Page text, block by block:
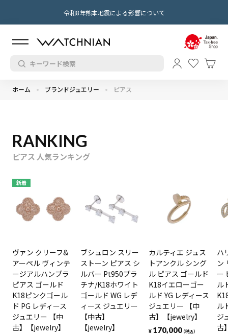
令和8年熊本地震による影響について
ホーム ブランドジュエリー ピアス
RANKING
ピアス 人気ランキング
新着
ヴァン クリーフ&
アーペル ヴィンテ
ージアルハンブラ
ピアス ゴールド
K18ピンクゴール
ド PG レディース
ジュエリー 【中
古】【jewelry】
ブシュロン スリー
ストーン ピアス シ
ルバー Pt950プラ
チナ/K18ホワイト
ゴールド WG レデ
ィース ジュエリー
【中古】
【jewelry】
カルティエ ジュス
トアンクル シング
ル ピアス ゴールド
K18イエローゴー
ルド YG レディース
ジュエリー 【中
古】【jewelry】
¥ 170,000（税込）
ハ
ン
ー
ル
ル
ジ
古